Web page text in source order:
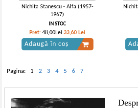
Nichita Stanescu - Alfa (1957-
1967)
IN STOC
Pret:48,00Lei 33,60 Lei
Adaugă în coș
Pagina: 1 2 3 4 5 6 7